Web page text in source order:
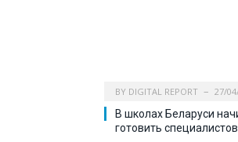
BY DIGITAL REPORT 27/
В школах Беларуси
готовить